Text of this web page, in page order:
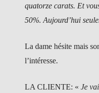
quatorze carats. Et
50%. Aujourd’hui
La dame hésite mais
l’intéresse.
LA CLIENTE: « Je